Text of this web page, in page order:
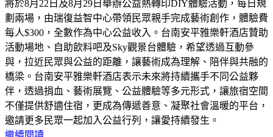
將於8月22日及8月29日舉辦公益熱轉印DIY體驗活動，每日規
劃兩場，由瑞復益智中心帶領民眾親手完成藝術創作，體驗費
每人$300，全數作為中心公益收入。台南安平雅樂軒酒店贊助
活動場地、自助飲料吧及Sky觀景台體驗，希望透過互動參
與，拉近民眾與公益的距離，讓藝術成為理解、陪伴與共融的
橋梁。台南安平雅樂軒酒店表示未來將持續攜手不同公益夥
伴，透過捐血、藝術展覽、公益體驗等多元形式，讓旅宿空間
不僅提供舒適住宿，更成為傳遞善意、凝聚社會溫暖的平台，
邀請更多民眾一起加入公益行列，讓愛持續發生。
繼續閱讀